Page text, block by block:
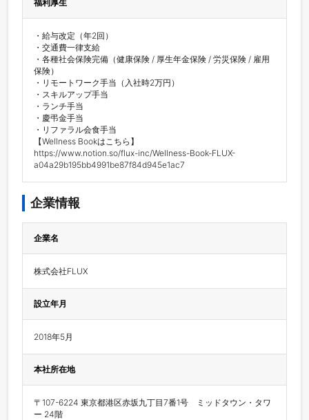
福利厚生
・給与改定（年2回）
・交通費一律支給
・各種社会保険完備（健康保険 / 厚生年金保険 / 労災保険 / 雇用
保険）
・リモートワーク手当（入社時2万円）
・スキルアップ手当
・ランチ手当
・慶弔金手当
・リファラル会食手当
【Wellness Bookはこちら】
https://www.notion.so/flux-inc/Wellness-Book-FLUX-
a04a29b195bb4991be87f84d945e1ac7
企業情報
企業名
株式会社FLUX
設立年月
2018年5月
本社所在地
〒107-6224 東京都港区赤坂九丁目7番1号　ミッドタウン・タワ
ー 24階